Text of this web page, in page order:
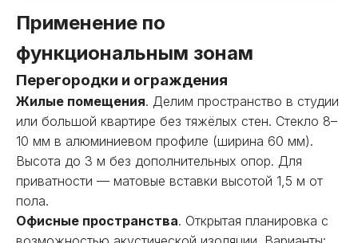
Применение по
функциональным зонам
Перегородки и ограждения
Жилые помещения. Делим пространство в студии
или большой квартире без тяжёлых стен. Стекло 8–
10 мм в алюминиевом профиле (ширина 60 мм).
Высота до 3 м без дополнительных опор. Для
приватности — матовые вставки высотой 1,5 м от
пола.
Офисные пространства. Открытая планировка с